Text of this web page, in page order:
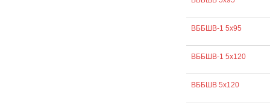
ВББШВ-1 5х95
ВББШВ-1 5х120
ВББШВ 5х120